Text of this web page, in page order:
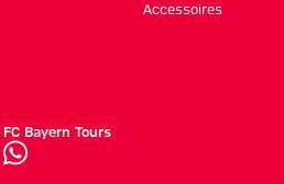
Accessoires
FC Bayern Tours